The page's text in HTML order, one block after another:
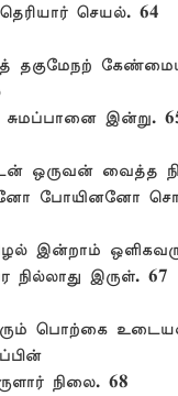
செயல். 64
தகுமேநற்
சுமப்பானை இன்று.
ஒருவன் வைத்த
போயினனோ
இன்றாம்
நில்லாது இருள். 67
பொற்கை
நிலை. 68